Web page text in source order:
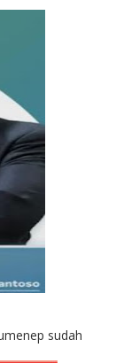
sudah